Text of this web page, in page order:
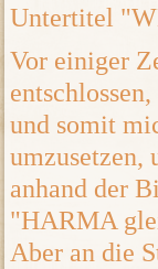
Untertitel
Vor einiger
und somit
umzusetzen,
anhand der
"HARMA
Aber an die